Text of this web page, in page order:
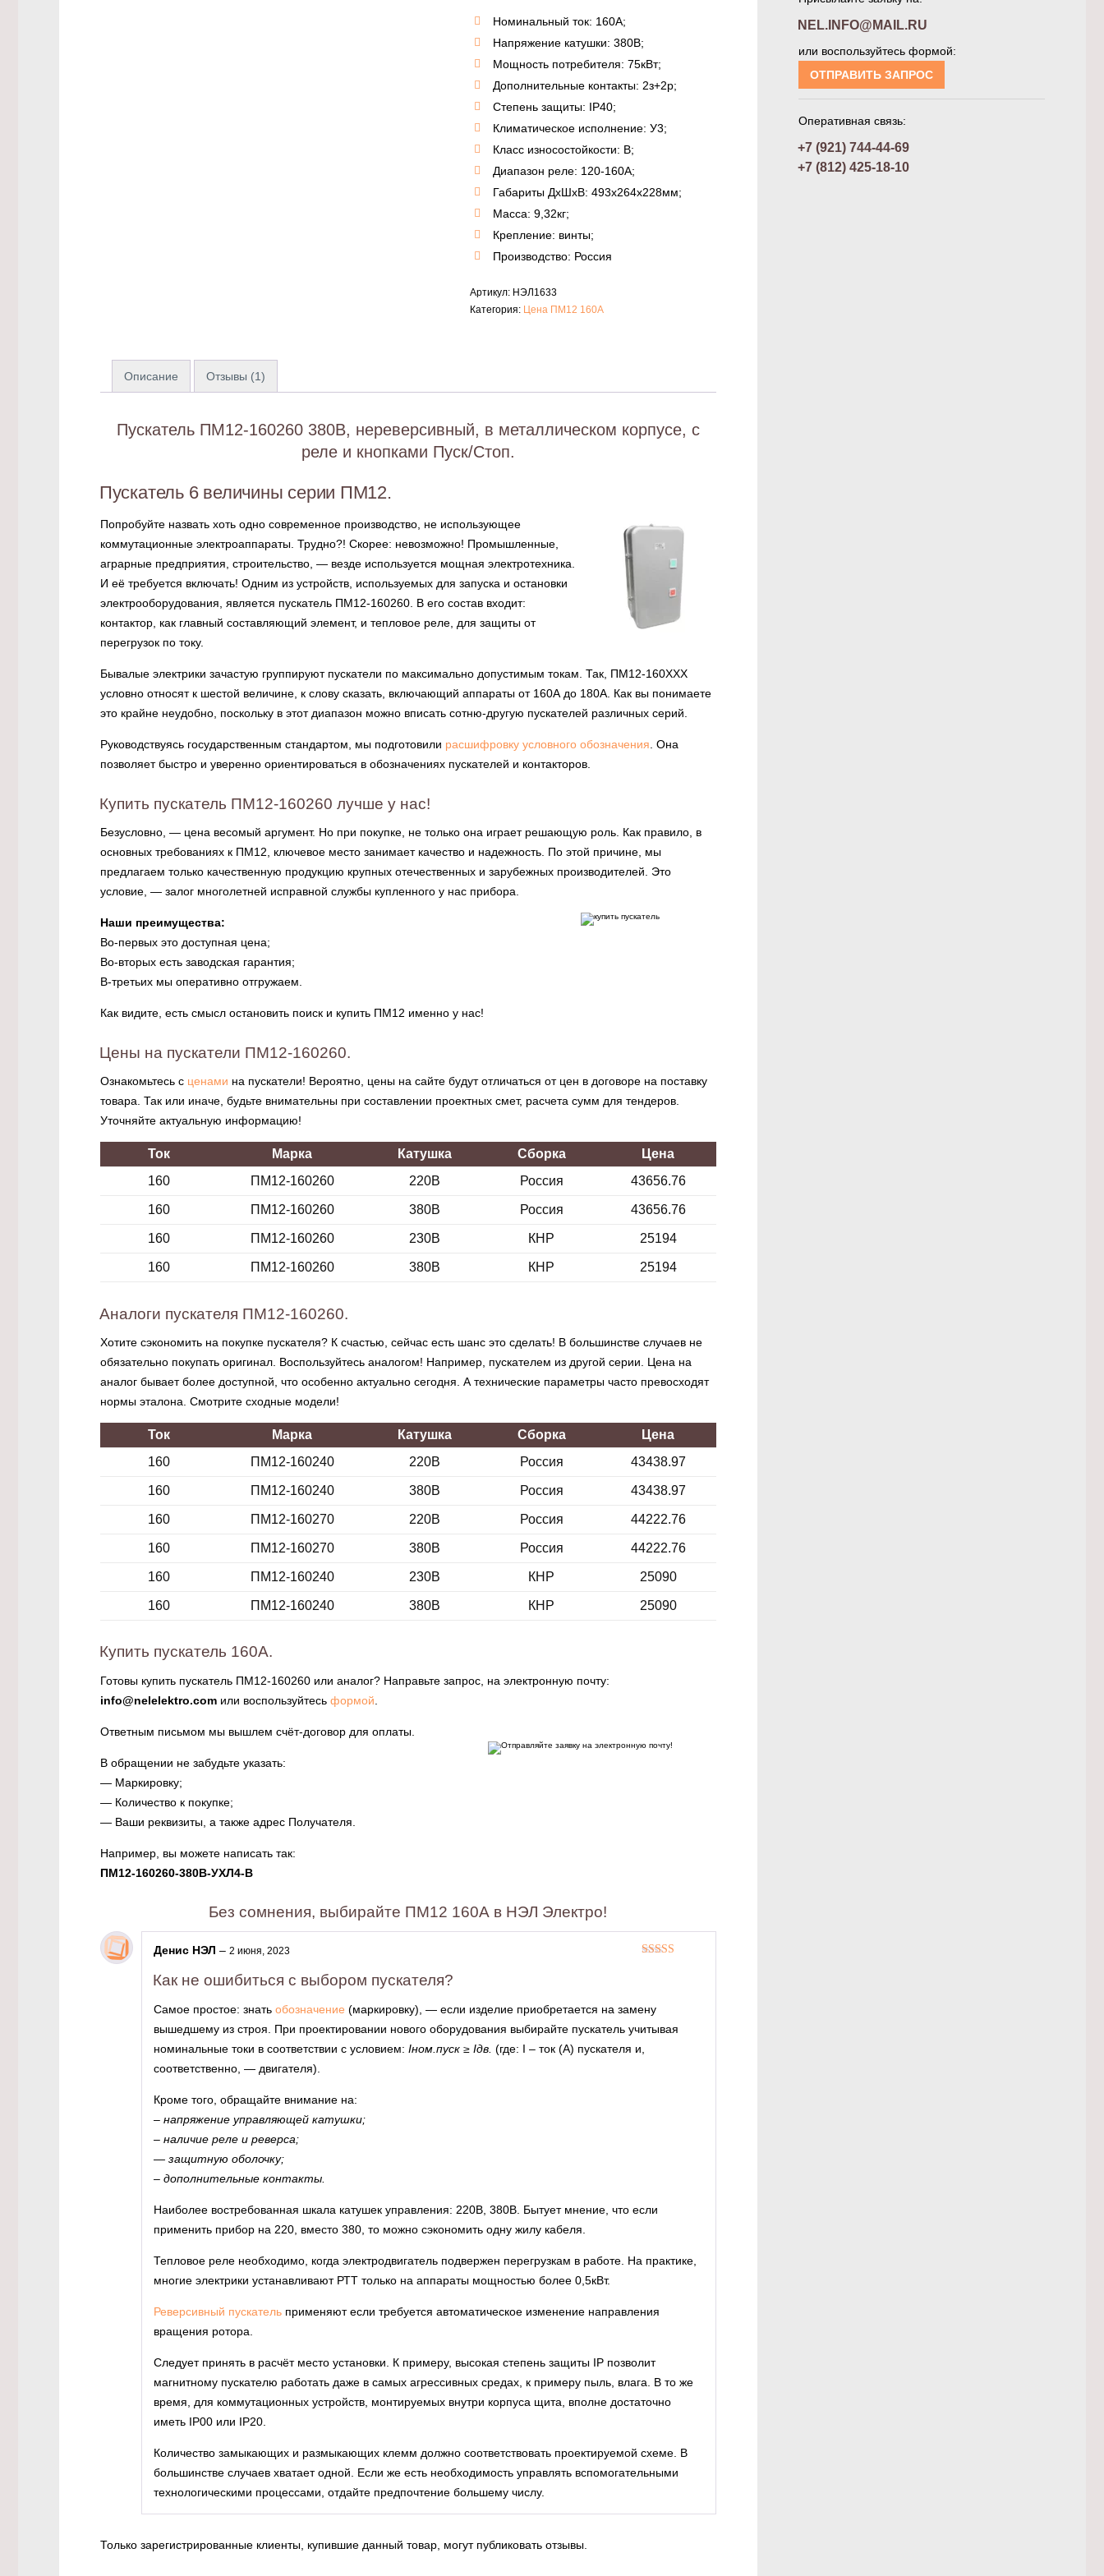
Номинальный ток: 160А;
Напряжение катушки: 380В;
Мощность потребителя: 75кВт;
Дополнительные контакты: 2з+2р;
Степень защиты: IP40;
Климатическое исполнение: У3;
Класс износостойкости: В;
Диапазон реле: 120-160А;
Габариты ДxШxB: 493х264х228мм;
Масса: 9,32кг;
Крепление: винты;
Производство: Россия
Артикул: НЭЛ1633
Категория: Цена ПМ12 160А
Описание Отзывы (1)
Пускатель ПМ12-160260 380В, нереверсивный, в металлическом корпусе, с
реле и кнопками Пуск/Стоп.
Пускатель 6 величины серии ПМ12.
Попробуйте назвать хоть одно современное производство, не использующее
коммутационные электроаппараты. Трудно?! Скорее: невозможно! Промышленные,
аграрные предприятия, строительство, — везде используется мощная электротехника.
И её требуется включать! Одним из устройств, используемых для запуска и остановки
электрооборудования, является пускатель ПМ12-160260. В его состав входит:
контактор, как главный составляющий элемент, и тепловое реле, для защиты от
перегрузок по току.
Бывалые электрики зачастую группируют пускатели по максимально допустимым токам. Так, ПМ12-160XXX
условно относят к шестой величине, к слову сказать, включающий аппараты от 160А до 180А. Как вы понимаете
это крайне неудобно, поскольку в этот диапазон можно вписать сотню-другую пускателей различных серий.
Руководствуясь государственным стандартом, мы подготовили расшифровку условного обозначения. Она
позволяет быстро и уверенно ориентироваться в обозначениях пускателей и контакторов.
Купить пускатель ПМ12-160260 лучше у нас!
Безусловно, — цена весомый аргумент. Но при покупке, не только она играет решающую роль. Как правило, в
основных требованиях к ПМ12, ключевое место занимает качество и надежность. По этой причине, мы
предлагаем только качественную продукцию крупных отечественных и зарубежных производителей. Это
условие, — залог многолетней исправной службы купленного у нас прибора.
Наши преимущества:
Во-первых это доступная цена;
Во-вторых есть заводская гарантия;
В-третьих мы оперативно отгружаем.
Как видите, есть смысл остановить поиск и купить ПМ12 именно у нас!
Цены на пускатели ПМ12-160260.
Ознакомьтесь с ценами на пускатели! Вероятно, цены на сайте будут отличаться от цен в договоре на поставку
товара. Так или иначе, будьте внимательны при составлении проектных смет, расчета сумм для тендеров.
Уточняйте актуальную информацию!
Ток Марка Катушка Сборка
Цена
160
ПМ12-160260 220В Россия 43656.76
160 ПМ12-160260 380В Россия 43656.76
160 ПМ12-160260 230В КНР 25194
160 ПМ12-160260 380В КНР 25194
Аналоги пускателя ПМ12-160260.
Хотите сэкономить на покупке пускателя? К счастью, сейчас есть шанс это сделать! В большинстве случаев не
обязательно покупать оригинал. Воспользуйтесь аналогом! Например, пускателем из другой серии. Цена на
аналог бывает более доступной, что особенно актуально сегодня. А технические параметры часто превосходят
нормы эталона. Смотрите сходные модели!
Ток Марка Катушка Сборка
Цена
160
ПМ12-160240 220В Россия 43438.97
160 ПМ12-160240 380В Россия 43438.97
160 ПМ12-160270 220В Россия 44222.76
160 ПМ12-160270 380В Россия 44222.76
160 ПМ12-160240 230В КНР 25090
160 ПМ12-160240 380В КНР 25090
Купить пускатель 160А.
Готовы купить пускатель ПМ12-160260 или аналог? Направьте запрос, на электронную почту:
info@nelelektro.com или воспользуйтесь формой
Ответным письмом мы вышлем счёт-договор для оплаты.
В обращении не забудьте указать:
— Маркировку;
— Количество к покупке;
— Ваши реквизиты, а также адрес Получателя.
Например, вы можете написать так:
ПМ12-160260-380В-УХЛ4-В
Без сомнения, выбирайте ПМ12 160А в НЭЛ Электро!
Денис НЭЛ – 2 июня, 2023
Как не ошибиться с выбором пускателя?
Самое простое: знать обозначение (маркировку), — если изделие приобретается на замену
вышедшему из строя. При проектировании нового оборудования выбирайте пускатель учитывая
номинальные токи в соответствии с условием: Iном.пуск ≥ Iдв. (где: I – ток (А) пускателя и,
соответственно, — двигателя).
Кроме того, обращайте внимание на:
– напряжение управляющей катушки;
– наличие реле и реверса;
— защитную оболочку;
– дополнительные контакты.
Наиболее востребованная шкала катушек управления: 220В, 380В. Бытует мнение, что если
применить прибор на 220, вместо 380, то можно сэкономить одну жилу кабеля.
Тепловое реле необходимо, когда электродвигатель подвержен перегрузкам в работе. На практике,
многие электрики устанавливают РТТ только на аппараты мощностью более 0,5кВт.
Реверсивный пускатель применяют если требуется автоматическое изменение направления
вращения ротора.
Следует принять в расчёт место установки. К примеру, высокая степень защиты IP позволит
магнитному пускателю работать даже в самых агрессивных средах, к примеру пыль, влага. В то же
время, для коммутационных устройств, монтируемых внутри корпуса щита, вполне достаточно
иметь IP00 или IP20.
Количество замыкающих и размыкающих клемм должно соответствовать проектируемой схеме. В
большинстве случаев хватает одной. Если же есть необходимость управлять вспомогательными
технологическими процессами, отдайте предпочтение большему числу.
Только зарегистрированные клиенты, купившие данный товар, могут публиковать отзывы.
NEL.INFO@MAIL.RU
или воспользуйтесь формой:
ОТПРАВИТЬ ЗАПРОС
Оперативная связь:
+7 (921) 744-44-69
+7 (812) 425-18-10